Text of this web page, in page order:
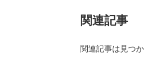
関連記事
関連記事は見つか